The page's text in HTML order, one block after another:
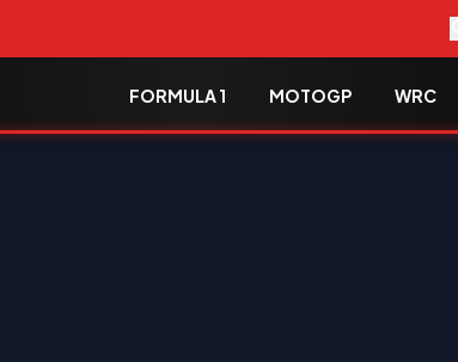
FORMULA 1 MOTOGP WRC